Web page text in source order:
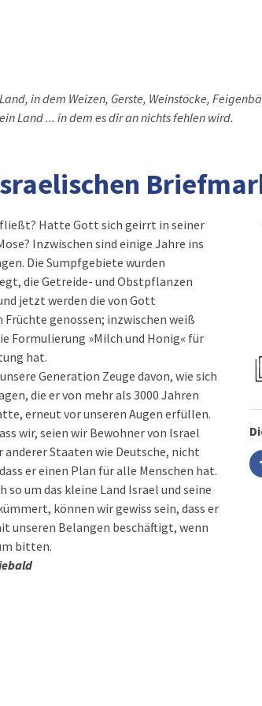
in dem Weizen, Gerste, Weinstöcke,
Land ... in dem es dir an nichts fehlen wird.
Hatte Gott sich geirrt in seiner
Inzwischen sind einige Jahre ins
Die Sumpfgebiete wurden
die Getreide- und Obstpflanzen
jetzt werden die von Gott
Früchte genossen; inzwischen weiß
Formulierung »Milch und Honig« für
hat.
Generation Zeuge davon, wie sich
die er von mehr als 3000 Jahren
erneut vor unseren Augen erfüllen.
wir, seien wir Bewohner von Israel
anderer Staaten wie Deutsche, nicht
er einen Plan für alle Menschen hat.
so um das kleine Land Israel und seine
können wir gewiss sein, dass er
unseren Belangen beschäftigt, wenn
bitten.